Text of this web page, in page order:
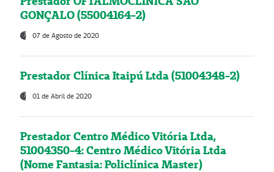
GONÇALO (55004164-2)
07 de Agosto de 2020
Prestador Clínica Itaipú Ltda (51004348-2)
01 de Abril de 2020
Prestador Centro Médico Vitória Ltda,
51004350-4: Centro Médico Vitória Ltda
(Nome Fantasia: Policlínica Master)